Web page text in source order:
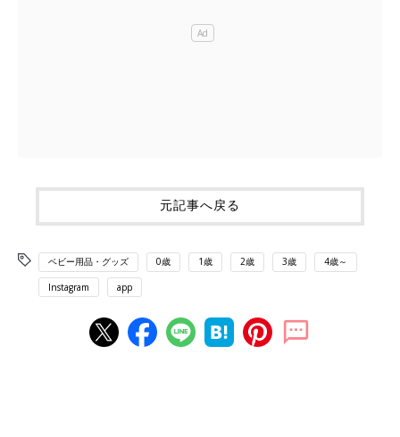
元記事へ戻る
ベビー用品・グッズ 0歳 1歳 2歳 3歳 4歳～
Instagram app